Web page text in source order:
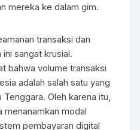
mereka ke dalam gim.
transaksi dan
sangat krusial.
bahwa volume transaksi
adalah salah satu yang
Oleh karena itu,
modal
pembayaran digital